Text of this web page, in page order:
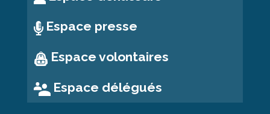
Espace presse
Espace volontaires
Espace délégués